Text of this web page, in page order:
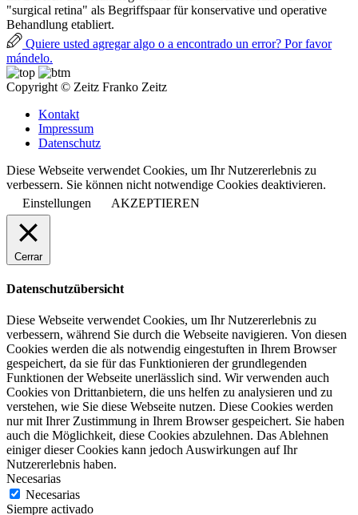
"surgical retina" als Begriffspaar für konservative und operative
Behandlung etabliert.
Quiere usted agregar algo o a encontrado un error? Por favor
mándelo.
Copyright © Zeitz Franko Zeitz
Kontakt
Impressum
Datenschutz
Diese Webseite verwendet Cookies, um Ihr Nutzererlebnis zu
verbessern. Sie können nicht notwendige Cookies deaktivieren.
Einstellungen
AKZEPTIEREN
Cerrar
Datenschutzübersicht
Diese Webseite verwendet Cookies, um Ihr Nutzererlebnis zu
verbessern, während Sie durch die Webseite navigieren. Von diesen
Cookies werden die als notwendig eingestuften in Ihrem Browser
gespeichert, da sie für das Funktionieren der grundlegenden
Funktionen der Webseite unerlässlich sind. Wir verwenden auch
Cookies von Drittanbietern, die uns helfen zu analysieren und zu
verstehen, wie Sie diese Webseite nutzen. Diese Cookies werden
nur mit Ihrer Zustimmung in Ihrem Browser gespeichert. Sie haben
auch die Möglichkeit, diese Cookies abzulehnen. Das Ablehnen
einiger dieser Cookies kann jedoch Auswirkungen auf Ihr
Nutzererlebnis haben.
Necesarias
Necesarias
Siempre activado